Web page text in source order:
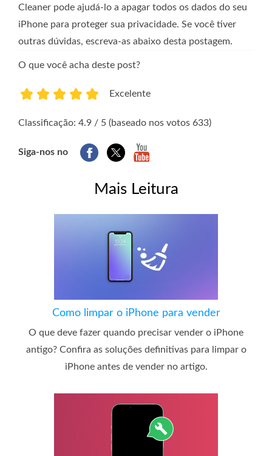
Cleaner pode ajudá-lo a apagar todos os dados do seu
iPhone para proteger sua privacidade. Se você tiver
outras dúvidas, escreva-as abaixo desta postagem.
O que você acha deste post?
Excelente
Classificação: 4.9 / 5 (baseado nos votos 633)
Siga-nos no
Mais Leitura
Como limpar o iPhone para vender
O que deve fazer quando precisar vender o iPhone
antigo? Confira as soluções definitivas para limpar o
iPhone antes de vender no artigo.